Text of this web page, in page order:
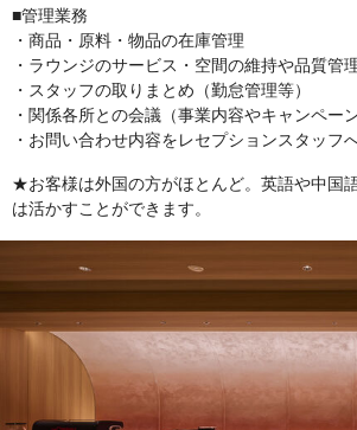
■管理業務
・商品・原料・物品の在庫管理
・ラウンジのサービス・空間の維持や品質管
・スタッフの取りまとめ（勤怠管理等）
・関係各所との会議（事業内容やキャンペー
・お問い合わせ内容をレセプションスタッフ
★お客様は外国の方がほとんど。英語や中国
は活かすことができます。